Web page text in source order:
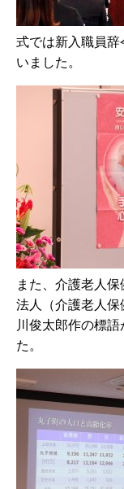
式では新入職員
いました。
また、介護老人
法人（介護老人
川俊太郎作の標
た。